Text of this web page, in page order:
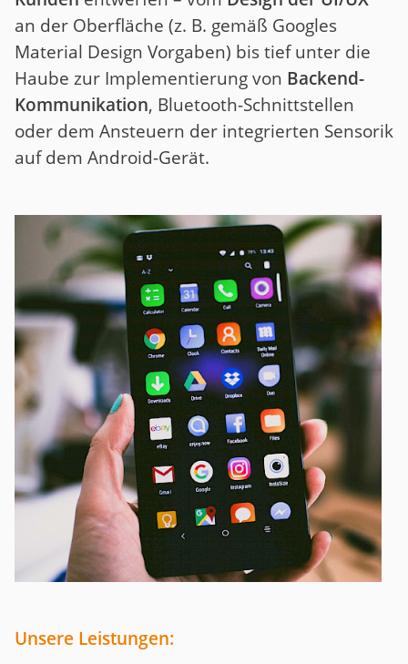
an der Oberfläche (z. B. gemäß Googles
Material Design Vorgaben) bis tief unter die
Haube zur Implementierung von Backend-
Kommunikation, Bluetooth-Schnittstellen
oder dem Ansteuern der integrierten Sensorik
auf dem Android-Gerät.
Unsere Leistungen: